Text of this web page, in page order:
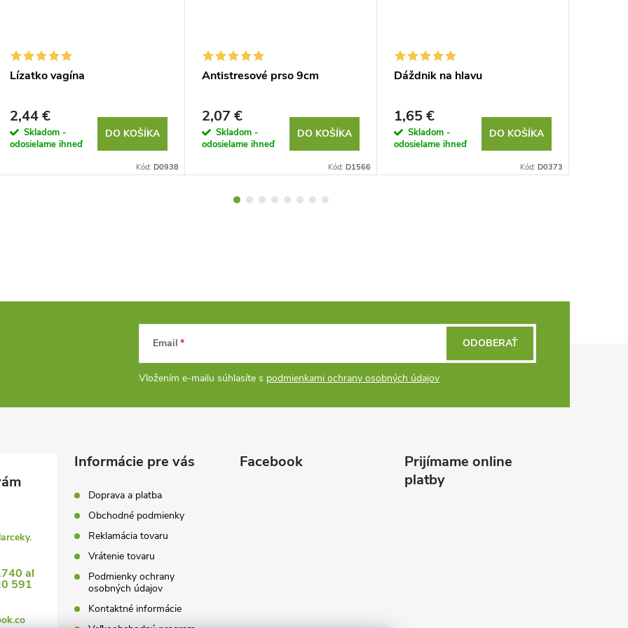
Lízatko vagína
2,44 €
Skladom -
odosielame ihneď
DO KOŠÍKA
Kód: D0938
Antistresové prso 9cm
2,07 €
Skladom -
odosielame ihneď
DO KOŠÍKA
Kód: D1566
Dáždnik na hlavu
1,65 €
Skladom -
odosielame ihneď
DO KOŠÍKA
Kód: D0373
Email
Vložením e-mailu súhlasíte s podmienkami ochrany osobných údajov
ODOBERAŤ
al
591
Informácie pre vás
Doprava a platba
Obchodné podmienky
Reklamácia tovaru
Vrátenie tovaru
Podmienky ochrany
osobných údajov
Kontaktné informácie
Facebook
Prijímame online
platby